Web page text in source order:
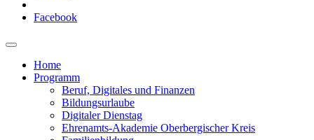
Facebook
Home
Programm
Beruf, Digitales und Finanzen
Bildungsurlaube
Digitaler Dienstag
Ehrenamts-Akademie Oberbergischer Kreis